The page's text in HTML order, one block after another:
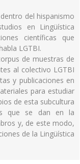
del hispanismo
en Lingüística
científicas que
LGTBI.
de muestras de
al colectivo LGTBI
y publicaciones en
para estudiar
de esta subcultura
que se dan en la
y, de este modo,
de la Lingüística